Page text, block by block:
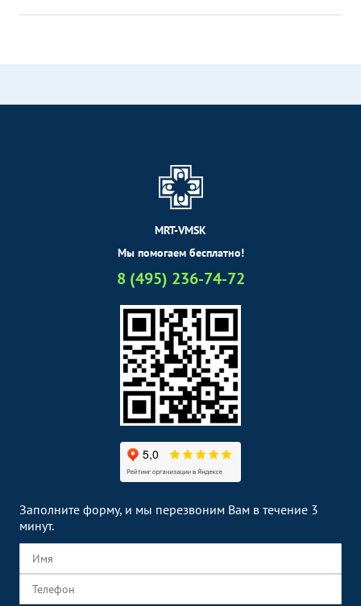
MRT-VMSK
Мы помогаем бесплатно!
8 (495) 236-74-72
Заполните форму, и мы перезвоним Вам в течение 3
минут.